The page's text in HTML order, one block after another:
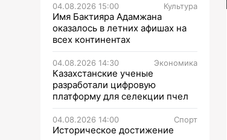
04.08.2026 15:00 Культура
Имя Бактияра Адамжана
оказалось в летних афишах на
всех континентах
04.08.2026 14:30 Экономика
Казахстанские ученые
разработали цифровую
платформу для селекции пчел
04.08.2026 14:00 Спорт
Историческое достижение